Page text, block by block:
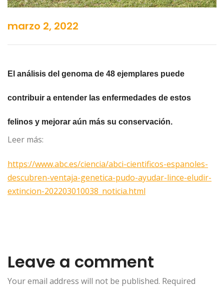
marzo 2, 2022
El análisis del genoma de 48 ejemplares puede
contribuir a entender las enfermedades de estos
felinos y mejorar aún más su conservación.
Leer más:
https://www.abc.es/ciencia/abci-cientificos-espanoles-
descubren-ventaja-genetica-pudo-ayudar-lince-eludir-
extincion-202203010038_noticia.html
Leave a comment
Your email address will not be published. Required